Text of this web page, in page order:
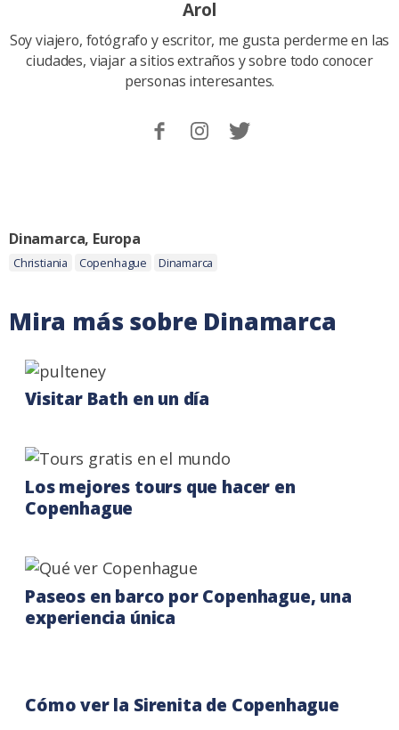
Arol
Soy viajero, fotógrafo y escritor, me gusta perderme en las
ciudades, viajar a sitios extraños y sobre todo conocer
personas interesantes.
SiguemeFollowFollow
Categoria:
Dinamarca, Europa
Etiquetas:
Christiania Copenhague Dinamarca
Mira más sobre Dinamarca
Visitar Bath en un día
Los mejores tours que hacer en
Copenhague
Paseos en barco por Copenhague, una
experiencia única
Cómo ver la Sirenita de Copenhague